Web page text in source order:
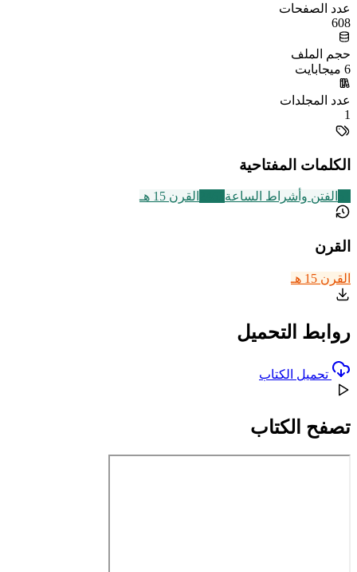
عدد الصفحات
608
حجم الملف
6 ميجابايت
عدد المجلدات
1
الكلمات المفتاحية
الفتن وأشراط الساعة القرن 15 هـ
القرن
القرن 15 هـ
روابط التحميل
تحميل الكتاب
تصفح الكتاب